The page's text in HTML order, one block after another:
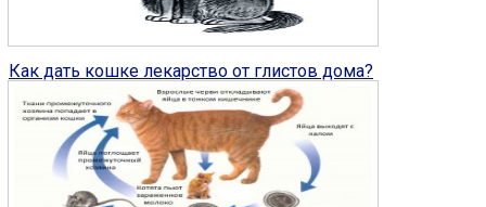
Глисты у кошек 2
Как дать кошке лекарство от глистов дома?